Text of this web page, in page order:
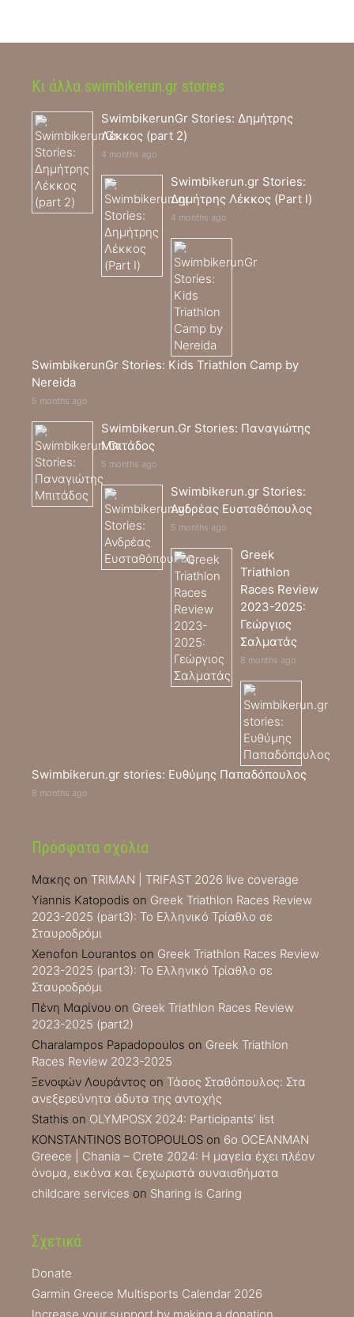
Κι άλλα swimbikerun.gr stories
SwimbikerunGr Stories: Δημήτρης
Λέκκος (part 2)
4 months ago
Swimbikerun.gr Stories:
Δημήτρης Λέκκος (Part I)
4 months ago
SwimbikerunGr Stories: Kids Triathlon Camp by
Nereida
5 months ago
Swimbikerun.Gr Stories: Παναγιώτης
Μπιτάδος
5 months ago
Swimbikerun.gr Stories:
Ανδρέας Ευσταθόπουλος
5 months ago
Greek
Triathlon
Races Review
2023-2025:
Γεώργιος
Σαλματάς
8 months ago
Swimbikerun.gr stories: Ευθύμης Παπαδόπουλος
8 months ago
Πρόσφατα σχόλια
Μακης on TRIMAN | TRIFAST 2026 live coverage
Yiannis Katopodis on Greek Triathlon Races Review
2023-2025 (part3): Το Ελληνικό Τρίαθλο σε
Σταυροδρόμι
Xenofon Lourantos on Greek Triathlon Races Review
2023-2025 (part3): Το Ελληνικό Τρίαθλο σε
Σταυροδρόμι
Πένη Μαρίνου on Greek Triathlon Races Review
2023-2025 (part2)
Charalampos Papadopoulos on Greek Triathlon
Races Review 2023-2025
Ξενοφών Λουράντος on Τάσος Σταθόπουλος: Στα
ανεξερεύνητα άδυτα της αντοχής
Stathis on OLYMPOSX 2024: Participants’ list
KONSTANTINOS BOTOPOULOS on 6ο OCEANMAN
Greece | Chania – Crete 2024: Η μαγεία έχει πλέον
όνομα, εικόνα και ξεχωριστά συναισθήματα
childcare services on Sharing is Caring
Σχετικά
Donate
Garmin Greece Multisports Calendar 2026
Increase your support by making a donation